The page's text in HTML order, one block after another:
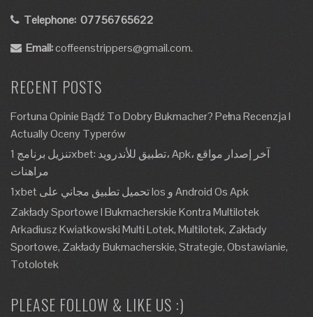
Telephone: 07756765622
Email:coffeenstrippers@gmail.com.
RECENT POSTS
Fortuna Opinie Bądź To Dobry Bukmacher? Pełna Recenzja I
Actually Oceny Typerów
تنزيل برنامج 1xbet: تطبيق للأندرويد، Apk، آخر إصدار مواقع
مراهنات
1xbet تحميل تطبيق مجاني على Ios و Android Os Apk
Zakłady Sportowe I Bukmacherskie Kontra Multilotek
Arkadiusz Kwiatkowski Multi Lotek, Multilotek, Zakłady
Sportowe, Zakłady Bukmacherskie, Strategie, Obstawianie,
Totolotek
PLEASE FOLLOW & LIKE US :)